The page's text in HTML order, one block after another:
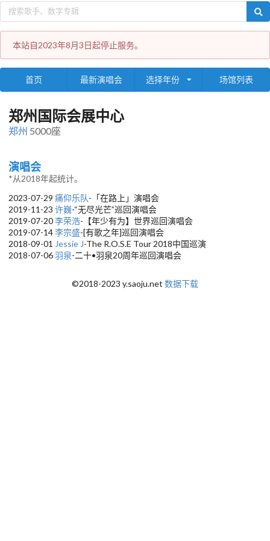
本站自2023年8月3日起停止服务。
首页 最新演唱会 选择年份 场馆列表
郑州国际会展中心
郑州 5000座
演唱会
*从2018年起统计。
2023-07-29 痛仰乐队-「在路上」演唱会
2019-11-23 许巍-“无尽光芒”巡回演唱会
2019-07-20李荣浩-【年少有为】世界巡回演唱会
2019-07-14李宗盛-[有歌之年]巡回演唱会
2018-09-01 Jessie J-The R.O.S.E Tour 2018中国巡演
2018-07-06羽泉-二十•羽泉20周年巡回演唱会
©2018-2023 y.saoju.net 数据下载